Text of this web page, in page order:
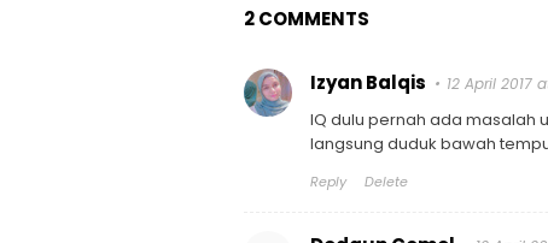
2 COMMENTS
Izyan Balqis 12 April 2017
IQ dulu pernah ada masalah
langsung duduk bawah
Reply Delete